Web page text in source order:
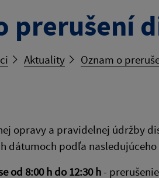
prerušení
Aktuality Oznam o
opravy a pravidelnej údržby
dátumoch podľa
od 8:00 h do 12:30 h-